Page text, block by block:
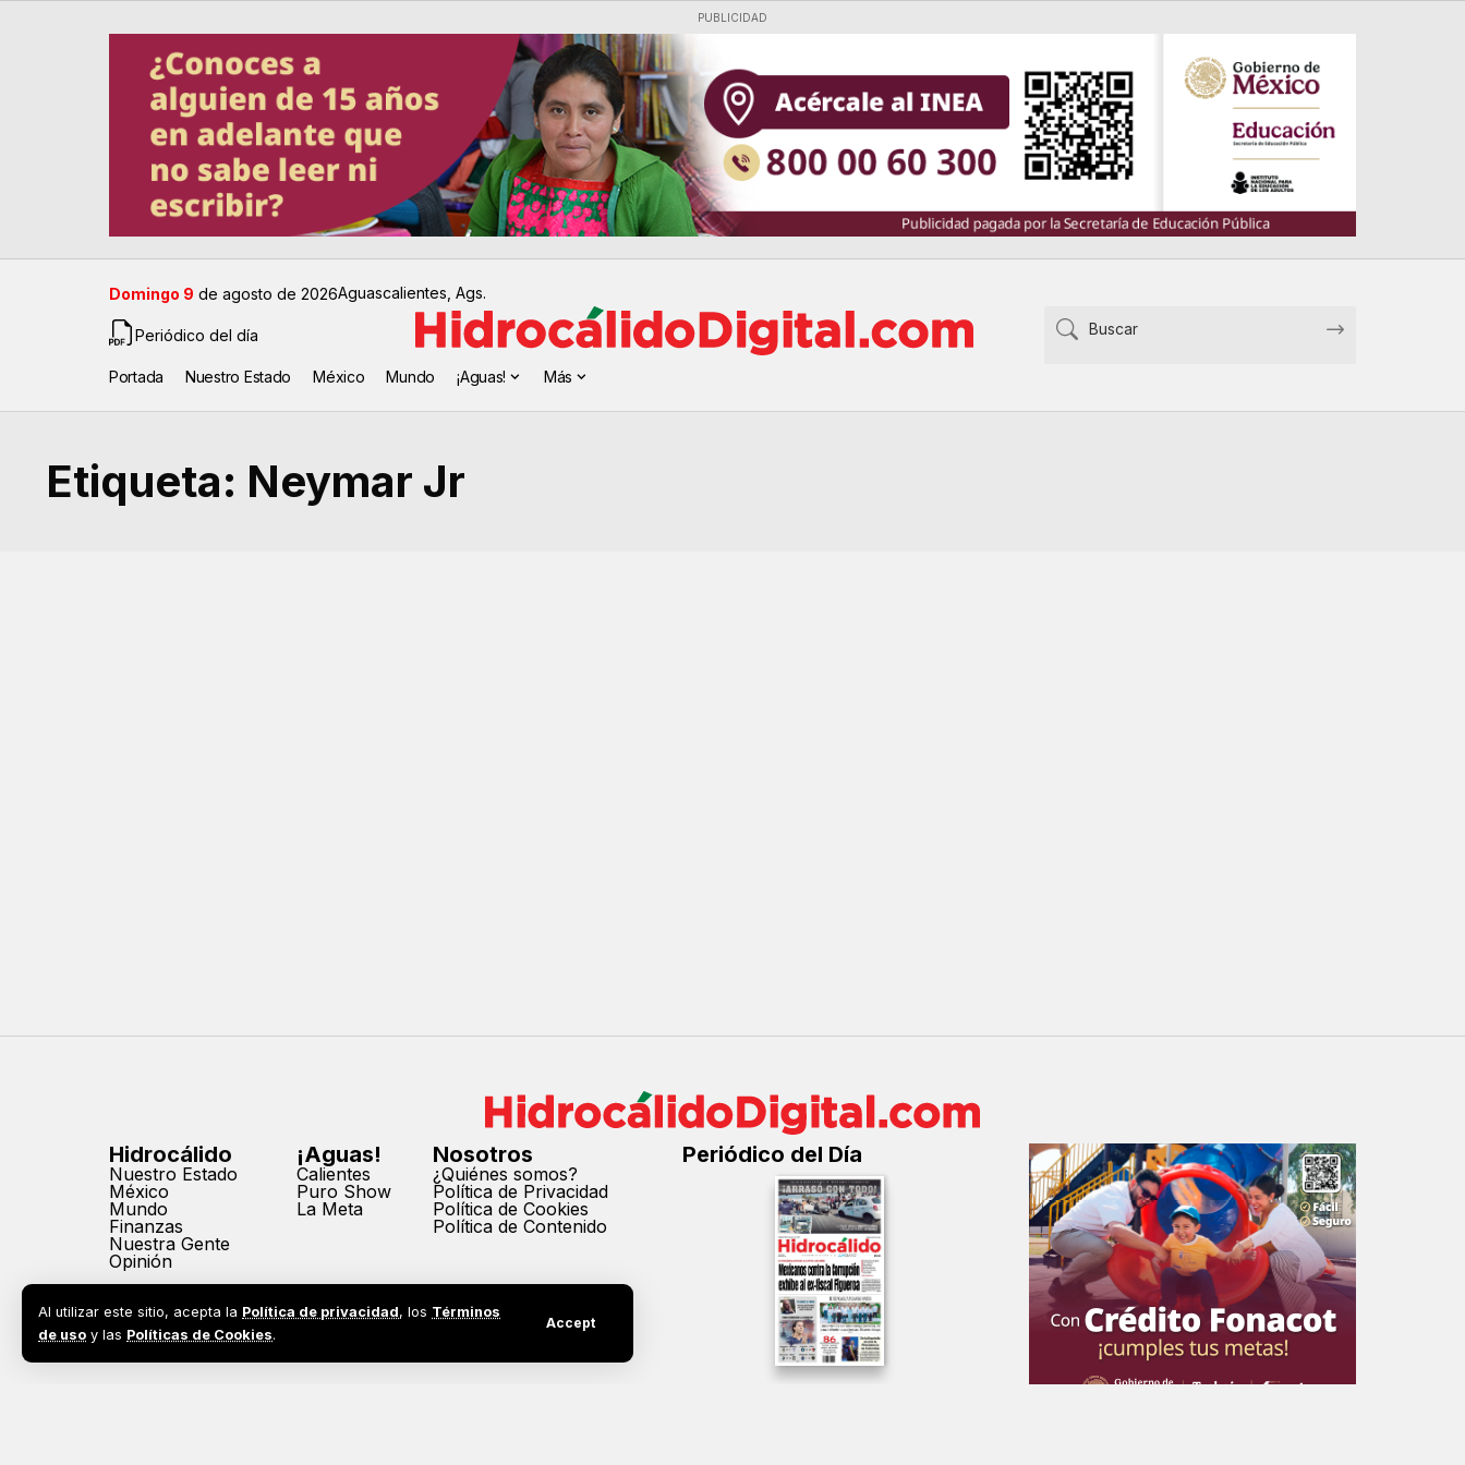
Al utilizar este sitio, acepta la Política de privacidad, los Términos
de uso y las Políticas de Cookies.
Accept
PUBLICIDAD
Domingo 9 de agosto de 2026Aguascalientes, Ags.
Periódico del día
Portada Nuestro Estado México Mundo ¡Aguas! Más
Etiqueta: Neymar Jr
Hidrocálido
Nuestro Estado
México
Mundo
Finanzas
Nuestra Gente
Opinión
¡Aguas!
Calientes
Puro Show
La Meta
Nosotros
¿Quiénes somos?
Política de Privacidad
Política de Cookies
Política de Contenido
Periódico del Día